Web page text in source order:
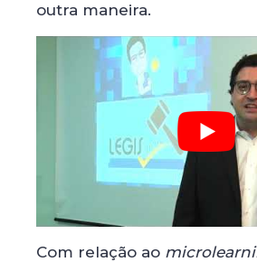
outra maneira.
Com relação ao